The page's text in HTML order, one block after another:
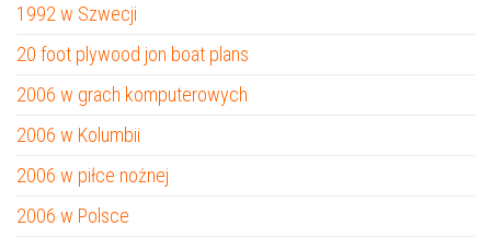
1992 w Szwecji
20 foot plywood jon boat plans
2006 w grach komputerowych
2006 w Kolumbii
2006 w piłce nożnej
2006 w Polsce